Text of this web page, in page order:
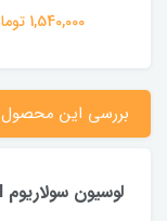
1,540,000 تومان
بررسی این محصول
لوسیون سولاریوم Summer Girl: